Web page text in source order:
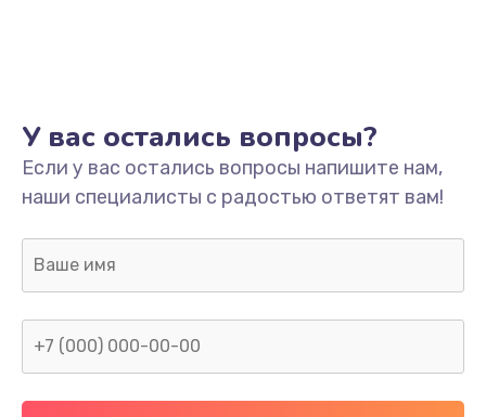
Заказать
Замена клавиатуры
2500 руб.
У вас остались вопросы?
Если у вас остались вопросы напишите нам,
наши специалисты с радостью ответят вам!